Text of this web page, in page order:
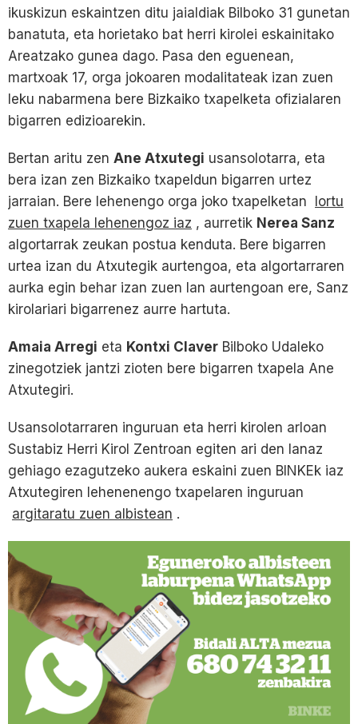
ikuskizun eskaintzen ditu jaialdiak Bilboko 31 gunetan
banatuta, eta horietako bat herri kirolei eskainitako
Areatzako gunea dago. Pasa den eguenean,
martxoak 17, orga jokoaren modalitateak izan zuen
leku nabarmena bere Bizkaiko txapelketa ofizialaren
bigarren edizioarekin.
Bertan aritu zen Ane Atxutegi usansolotarra, eta
bera izan zen Bizkaiko txapeldun bigarren urtez
jarraian. Bere lehenengo orga joko txapelketan lortu
zuen txapela lehenengoz iaz , aurretik Nerea Sanz
algortarrak zeukan postua kenduta. Bere bigarren
urtea izan du Atxutegik aurtengoa, eta algortarraren
aurka egin behar izan zuen lan aurtengoan ere, Sanz
kirolariari bigarrenez aurre hartuta.
Amaia Arregi eta Kontxi Claver Bilboko Udaleko
zinegotziek jantzi zioten bere bigarren txapela Ane
Atxutegiri.
Usansolotarraren inguruan eta herri kirolen arloan
Sustabiz Herri Kirol Zentroan egiten ari den lanaz
gehiago ezagutzeko aukera eskaini zuen BINKEk iaz
Atxutegiren lehenenengo txapelaren inguruan
argitaratu zuen albistean .